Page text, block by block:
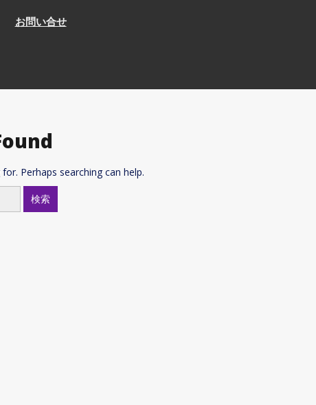
お問い合せ
Perhaps searching can help.